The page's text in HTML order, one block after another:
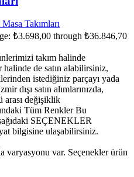
Takımları
₺3.698,00 through ₺36.846,70
takım halinde
de satın alabilirsiniz,
istediğiniz parçayı yada
dışı satın alımlarınızda,
arası değişiklik
Tüm Renkler Bu
SEÇENEKLER
bilgisine ulaşabilirsiniz.
varyasyonu var. Seçenekler ürün